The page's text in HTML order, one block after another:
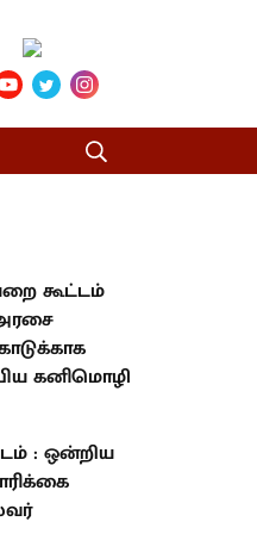
கூட்டம்
கனிமொழி
: ஒன்றிய